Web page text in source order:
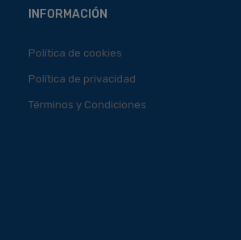
INFORMACIÓN
Política de cookies
Política de privacidad
Términos y Condiciones